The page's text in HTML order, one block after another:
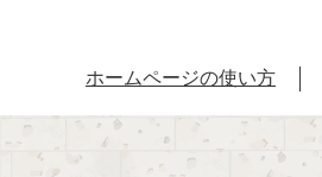
ホームページの使い方